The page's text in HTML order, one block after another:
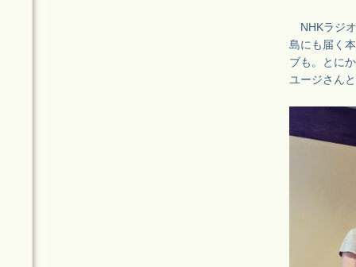
NHKラジオ
島にも届く
ブも。とに
ユージさん